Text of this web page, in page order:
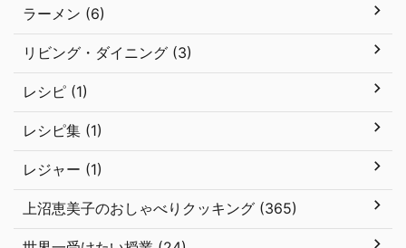
ラーメン (6)
リビング・ダイニング (3)
レシピ (1)
レシピ集 (1)
レジャー (1)
上沼恵美子のおしゃべりクッキング (365)